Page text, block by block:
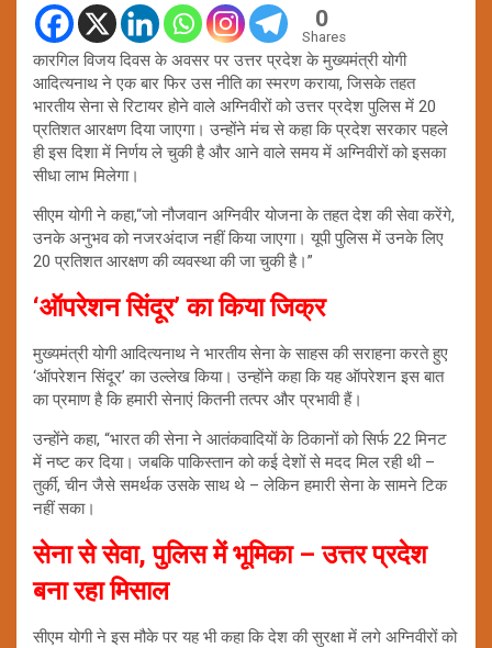
0
Shares
कारगिल विजय दिवस के अवसर पर उत्तर प्रदेश के मुख्यमंत्री योगी
आदित्यनाथ ने एक बार फिर उस नीति का स्मरण कराया, जिसके तहत
भारतीय सेना से रिटायर होने वाले अग्निवीरों को उत्तर प्रदेश पुलिस में 20
प्रतिशत आरक्षण दिया जाएगा। उन्होंने मंच से कहा कि प्रदेश सरकार पहले
ही इस दिशा में निर्णय ले चुकी है और आने वाले समय में अग्निवीरों को इसका
सीधा लाभ मिलेगा।
सीएम योगी ने कहा,“जो नौजवान अग्निवीर योजना के तहत देश की सेवा करेंगे,
उनके अनुभव को नजरअंदाज नहीं किया जाएगा। यूपी पुलिस में उनके लिए
20 प्रतिशत आरक्षण की व्यवस्था की जा चुकी है।”
‘ऑपरेशन सिंदूर’ का किया जिक्र
मुख्यमंत्री योगी आदित्यनाथ ने भारतीय सेना के साहस की सराहना करते हुए
‘ऑपरेशन सिंदूर’ का उल्लेख किया। उन्होंने कहा कि यह ऑपरेशन इस बात
का प्रमाण है कि हमारी सेनाएं कितनी तत्पर और प्रभावी हैं।
उन्होंने कहा, “भारत की सेना ने आतंकवादियों के ठिकानों को सिर्फ 22 मिनट
में नष्ट कर दिया। जबकि पाकिस्तान को कई देशों से मदद मिल रही थी –
तुर्की, चीन जैसे समर्थक उसके साथ थे – लेकिन हमारी सेना के सामने टिक
नहीं सका।
सेना से सेवा, पुलिस में भूमिका – उत्तर प्रदेश
बना रहा मिसाल
सीएम योगी ने इस मौके पर यह भी कहा कि देश की सुरक्षा में लगे अग्निवीरों को